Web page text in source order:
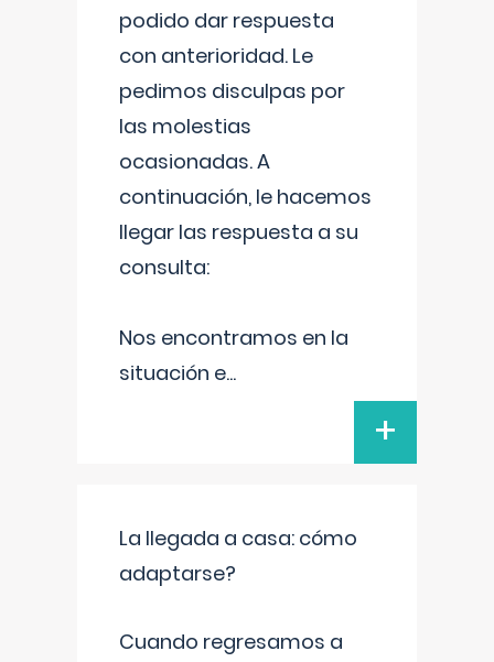
podido dar respuesta
con anterioridad. Le
pedimos disculpas por
las molestias
ocasionadas. A
continuación, le hacemos
llegar las respuesta a su
consulta:
Nos encontramos en la
situación e...
+
La llegada a casa: cómo
adaptarse?
Cuando regresamos a